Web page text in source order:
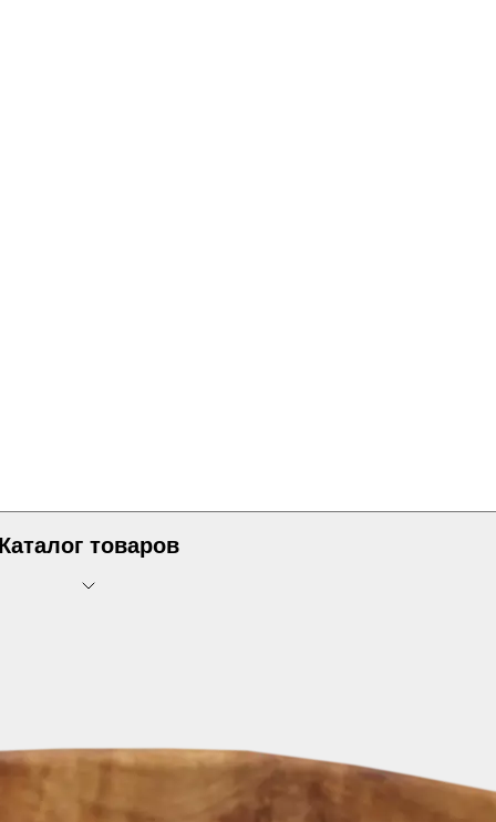
товаров